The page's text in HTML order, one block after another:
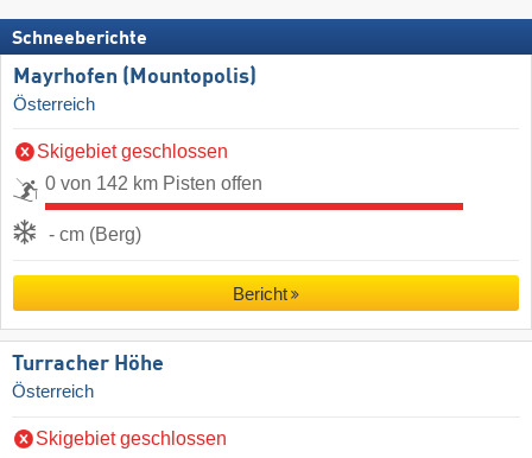
Schneeberichte
Mayrhofen (Mountopolis)
Österreich
Skigebiet geschlossen
0 von 142 km Pisten offen
- cm (Berg)
Bericht
Turracher Höhe
Österreich
Skigebiet geschlossen